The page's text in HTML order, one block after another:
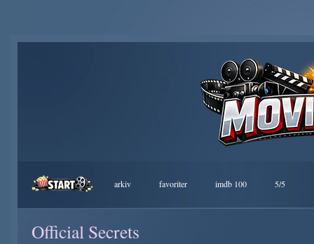
arkiv favoriter imdb 100 5/5
Official Secrets